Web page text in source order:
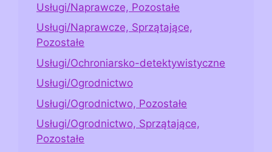
Usługi/Naprawcze, Pozostałe
Usługi/Naprawcze, Sprzątające,
Pozostałe
Usługi/Ochroniarsko-detektywistyczne
Usługi/Ogrodnictwo
Usługi/Ogrodnictwo, Pozostałe
Usługi/Ogrodnictwo, Sprzątające,
Pozostałe